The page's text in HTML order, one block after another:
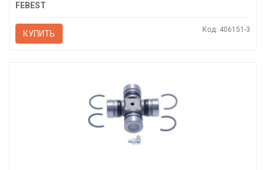
FEBEST
КУПИТЬ Код: 406151-3